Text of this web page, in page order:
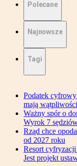
Polecane
Najnowsze
Tagi
Podatek
mają wątpliwości
Ważny spór o
Wyrok 7
Rząd chce
od 2027 roku
Resort
Jest projekt